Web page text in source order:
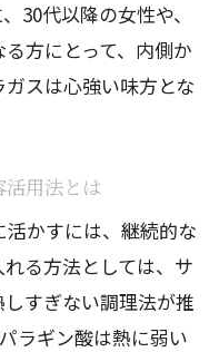
パラガスの取り入
目すべきアスパラ
スを食べるべき利
で筋肉修復をサポ
30代以降の女性や、
方にとって、内側か
スは心強い味方とな
用法とは
かすには、継続的な
る方法としては、サ
すぎない調理法が推
ラギン酸は熱に弱い